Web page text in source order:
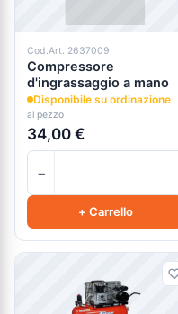
Cod.Art. 2637009
Compressore
d'ingrassaggio a mano
Disponibile su ordinazione
al pezzo
34,00 €
−
+ Carrello